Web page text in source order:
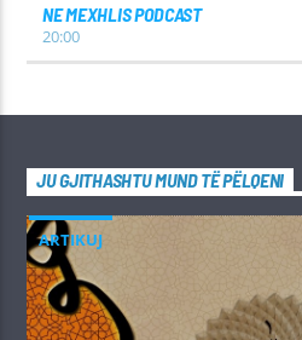
NE MEXHLIS PODCAST
20:00
JU GJITHASHTU MUND TË PËLQENI
ARTIKUJ